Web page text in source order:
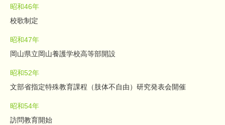
昭和46年
校歌制定
昭和47年
岡山県立岡山養護学校高等部開設
昭和52年
文部省指定特殊教育課程（肢体不自由）研究発表会開催
昭和54年
訪問教育開始